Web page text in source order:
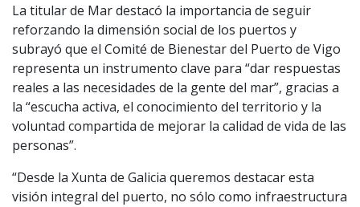
La titular de Mar destacó la importancia de seguir
reforzando la dimensión social de los puertos y
subrayó que el Comité de Bienestar del Puerto de Vigo
representa un instrumento clave para “dar respuestas
reales a las necesidades de la gente del mar”, gracias a
la “escucha activa, el conocimiento del territorio y la
voluntad compartida de mejorar la calidad de vida de las
personas”.
“Desde la Xunta de Galicia queremos destacar esta
visión integral del puerto, no sólo como infraestructura